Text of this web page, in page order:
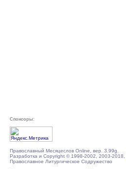
Спонсоры:
Православный Месяцеслов Online, вер. 3.99g.
Разработка и Copyright © 1998-2002, 2003-2018,
Православное Литургическое Содружество